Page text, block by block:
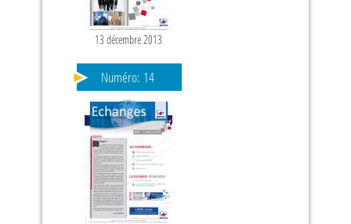
13 décembre 2013
Numéro: 14